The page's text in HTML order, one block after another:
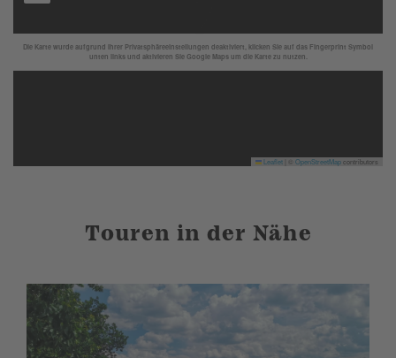
Die Karte wurde aufgrund Ihrer Privatsphäreeinstellungen deaktiviert, klicken Sie auf das Fingerprint Symbol
unten links und aktivieren Sie Google Maps um die Karte zu nutzen.
Leaflet OpenStreetMapcontributors
Touren in der Nähe